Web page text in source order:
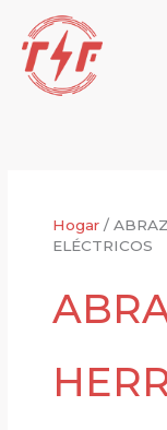
contenido
Hogar /
ELÉCTRICOS